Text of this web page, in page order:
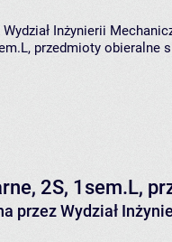
Inżynierii
przedmioty obieralne
2S, 1sem.L,
przez Wydział